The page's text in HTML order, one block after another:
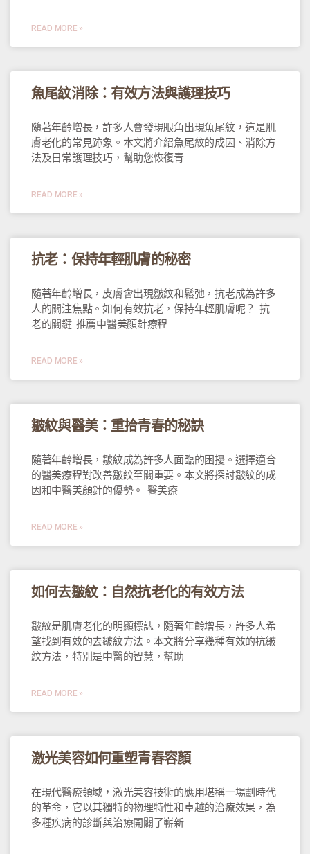
READ MORE »
魚尾紋消除：有效方法與護理技巧
隨著年齡增長，許多人會發現眼角出現魚尾紋，這是肌
膚老化的常見跡象。本文將介紹魚尾紋的成因、消除方
法及日常護理技巧，幫助您恢復青
READ MORE »
抗老：保持年輕肌膚的秘密
隨著年齡增長，皮膚會出現皺紋和鬆弛，抗老成為許多
人的關注焦點。如何有效抗老，保持年輕肌膚呢？ 抗
老的關鍵 推薦中醫美顏針療程
READ MORE »
皺紋與醫美：重拾青春的秘訣
隨著年齡增長，皺紋成為許多人面臨的困擾。選擇適合
的醫美療程對改善皺紋至關重要。本文將探討皺紋的成
因和中醫美顏針的優勢。 醫美療
READ MORE »
如何去皺紋：自然抗老化的有效方法
皺紋是肌膚老化的明顯標誌，隨著年齡增長，許多人希
望找到有效的去皺紋方法。本文將分享幾種有效的抗皺
紋方法，特別是中醫的智慧，幫助
READ MORE »
激光美容如何重塑青春容顏
在現代醫療領域，激光美容技術的應用堪稱一場劃時代
的革命，它以其獨特的物理特性和卓越的治療效果，為
多種疾病的診斷與治療開闢了嶄新